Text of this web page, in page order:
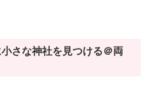
さな神社を見つける＠両